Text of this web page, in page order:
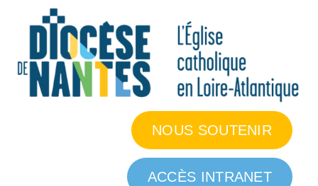
NOUS SOUTENIR
ACCÈS INTRANET